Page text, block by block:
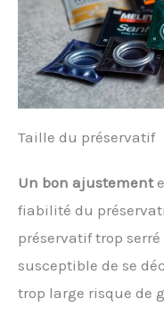
Taille du préservatif
Un bon ajustement
fiabilité du
préservatif trop
susceptible de se
trop large risque de